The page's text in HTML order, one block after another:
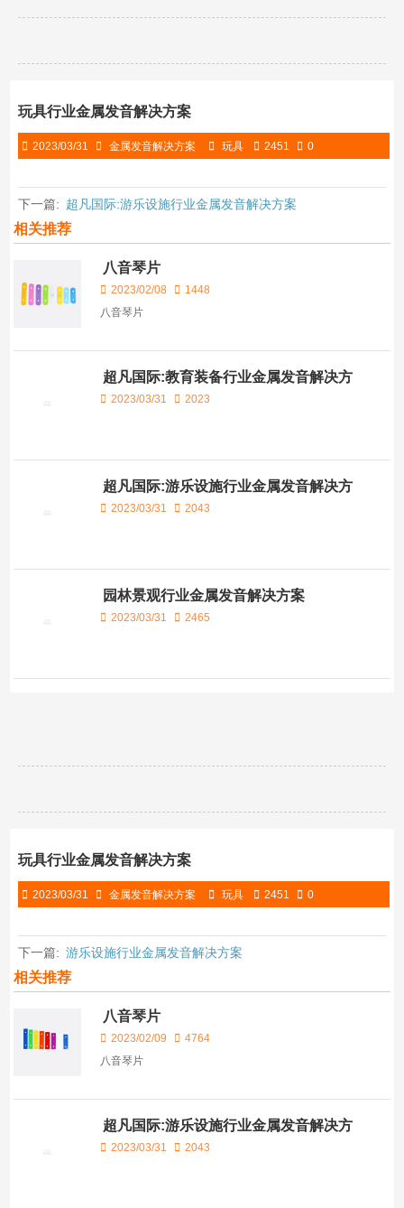
玩具行业金属发音解决方案
2023/03/31 金属发音解决方案 玩具 2451 0
下一篇: 超凡国际:游乐设施行业金属发音解决方案
相关推荐
八音琴片
2023/02/08
1448
八音琴片
超凡国际:教育装备行业金属发音解决方
案2023/03/31 2023
超凡国际:游乐设施行业金属发音解决方
案2023/03/31 2043
园林景观行业金属发音解决方案
2023/03/31 2465
玩具行业金属发音解决方案
2023/03/31 金属发音解决方案 玩具 2451 0
下一篇: 游乐设施行业金属发音解决方案
相关推荐
八音琴片
2023/02/09
4764
八音琴片
超凡国际:游乐设施行业金属发音解决方
案2023/03/31 2043